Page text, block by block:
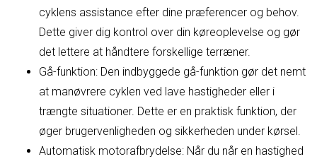
cyklens assistance efter dine præferencer og behov.
Dette giver dig kontrol over din køreoplevelse og gør
det lettere at håndtere forskellige terræner.
Gå-funktion: Den indbyggede gå-funktion gør det nemt
at manøvrere cyklen ved lave hastigheder eller i
trængte situationer. Dette er en praktisk funktion, der
øger brugervenligheden og sikkerheden under kørsel.
Automatisk motorafbrydelse: Når du når en hastighed